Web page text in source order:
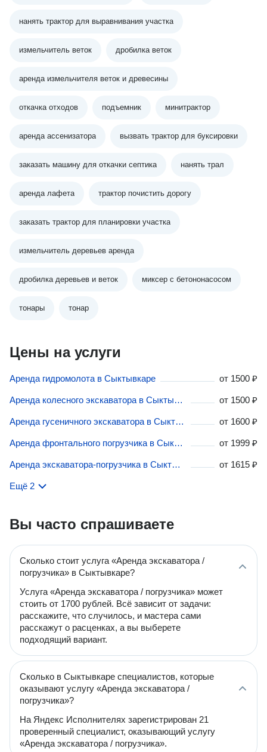
нанять трактор для выравнивания участка
измельчитель веток дробилка веток
аренда измельчителя веток и древесины
откачка отходов подъемник минитрактор
аренда ассенизатора вызвать трактор для буксировки
заказать машину для откачки септика нанять трал
аренда лафета трактор почистить дорогу
заказать трактор для планировки участка
измельчитель деревьев аренда
дробилка деревьев и веток миксер с бетононасосом
тонары тонар
Цены на услуги
Аренда гидромолота в Сыктывкаре от 1500 ₽
Аренда колесного экскаватора в Сыктывкаре от 1500 ₽
Аренда гусеничного экскаватора в Сыктывкаре от 1600 ₽
Аренда фронтального погрузчика в Сыктывкаре от 1999 ₽
Аренда экскаватора-погрузчика в Сыктывкаре от 1615 ₽
Ещё 2
Вы часто спрашиваете
Сколько стоит услуга «Аренда экскаватора /
погрузчика» в Сыктывкаре?
Услуга «Аренда экскаватора / погрузчика» может
стоить от 1700 рублей. Всё зависит от задачи:
расскажите, что случилось, и мастера сами
расскажут о расценках, а вы выберете
подходящий вариант.
Сколько в Сыктывкаре специалистов, которые
оказывают услугу «Аренда экскаватора /
погрузчика»?
На Яндекс Исполнителях зарегистрирован 21
проверенный специалист, оказывающий услугу
«Аренда экскаватора / погрузчика».